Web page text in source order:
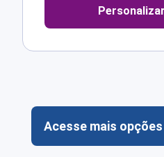
Acesse mais